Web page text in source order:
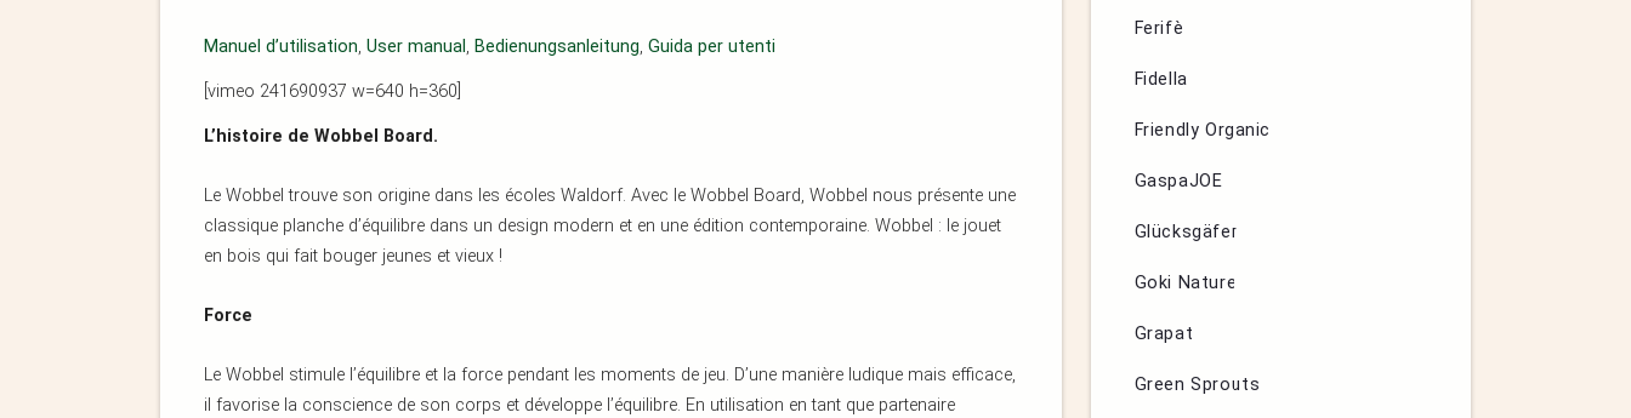
Manuel d’utilisation, User manual, Bedienungsanleitung, Guida per utenti
[vimeo 241690937 w=640 h=360]
L’histoire de Wobbel Board.
Le Wobbel trouve son origine dans les écoles Waldorf. Avec le Wobbel Board, Wobbel nous présente une
classique planche d’équilibre dans un design modern et en une édition contemporaine. Wobbel : le jouet
en bois qui fait bouger jeunes et vieux !
Force
Le Wobbel stimule l’équilibre et la force pendant les moments de jeu. D’une manière ludique mais efficace,
il favorise la conscience de son corps et développe l’équilibre. En utilisation en tant que partenaire
Ferifè
Fidella
Friendly Organic
GaspaJOE
Glücksgäfer
Goki Nature
Grapat
Green Sprouts